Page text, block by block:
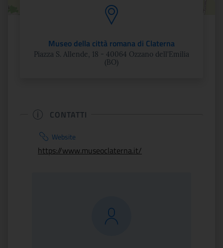
Museo della città romana di Claterna
Piazza S. Allende, 18 - 40064 Ozzano dell'Emilia
(BO)
CONTATTI
Website
https://www.museoclaterna.it/